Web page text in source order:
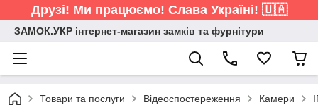
Друзі! Ми працюємо! Слава Україні! 🇺🇦
ЗАМОК.УКР інтернет-магазин замків та фурнітури
Товари та послуги Відеоспостереження Камери